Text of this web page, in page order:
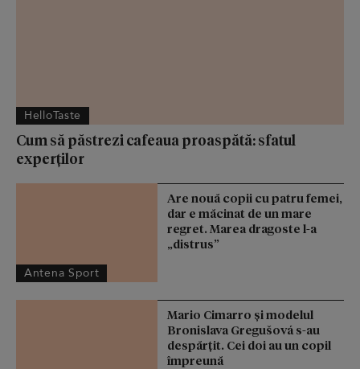
HelloTaste
Cum să păstrezi cafeaua proaspătă: sfatul
experților
Antena Sport
Are nouă copii cu patru femei,
dar e măcinat de un mare
regret. Marea dragoste l-a
„distrus”
Mario Cimarro și modelul
Bronislava Gregušová s-au
despărțit. Cei doi au un copil
împreună